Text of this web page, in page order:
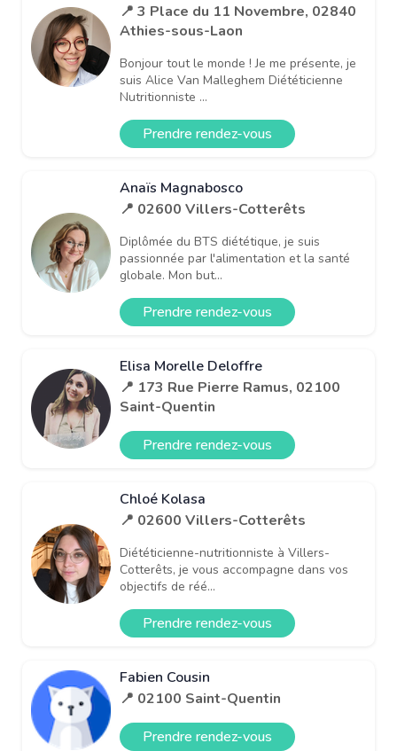
📍 3 Place du 11 Novembre, 02840
Athies-sous-Laon
Bonjour tout le monde ! Je me présente, je
suis Alice Van Malleghem Diététicienne
Nutritionniste ...
Prendre rendez-vous
Anaïs Magnabosco
📍 02600 Villers-Cotterêts
Diplômée du BTS diététique, je suis
passionnée par l'alimentation et la santé
globale. Mon but...
Prendre rendez-vous
Elisa Morelle Deloffre
📍 173 Rue Pierre Ramus, 02100
Saint-Quentin
Prendre rendez-vous
Chloé Kolasa
📍 02600 Villers-Cotterêts
Diététicienne-nutritionniste à Villers-
Cotterêts, je vous accompagne dans vos
objectifs de réé...
Prendre rendez-vous
Fabien Cousin
📍 02100 Saint-Quentin
Prendre rendez-vous